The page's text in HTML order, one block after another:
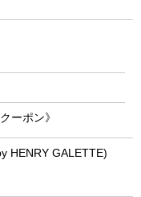
ーポン》
HENRY GALETTE)